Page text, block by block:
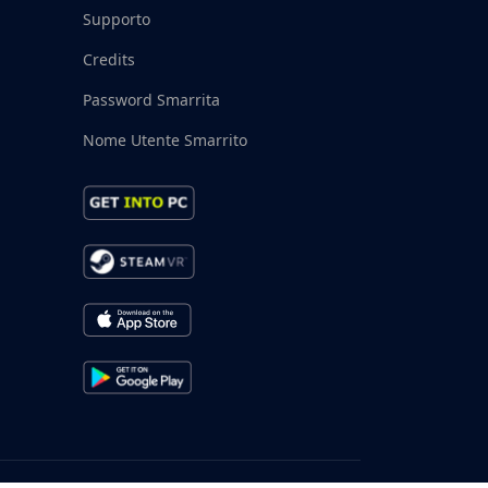
Supporto
Credits
Password Smarrita
Nome Utente Smarrito